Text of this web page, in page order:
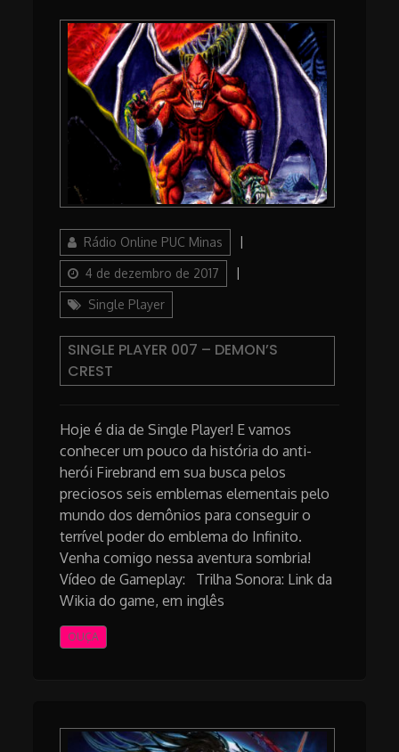
AuthorRádio Online PUC Minas
4 de dezembro de 2017
Single Player
SINGLE PLAYER 007 – DEMON’S
CREST
Hoje é dia de Single Player! E vamos
conhecer um pouco da história do anti-
herói Firebrand em sua busca pelos
preciosos seis emblemas elementais pelo
mundo dos demônios para conseguir o
terrível poder do emblema do Infinito.
Venha comigo nessa aventura sombria!
Vídeo de Gameplay: Trilha Sonora: Link da
Wikia do game, em inglês
OUÇA